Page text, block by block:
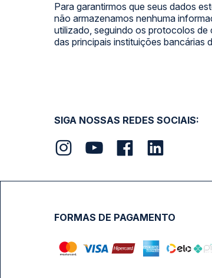
Para garantirmos que seus dados
não armazenamos nenhuma
utilizado, seguindo os protocolos de
das principais instituições bancárias
SIGA NOSSAS REDES SOCIAIS:
FORMAS DE PAGAMENTO